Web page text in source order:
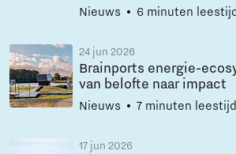
Nieuws 6 minuten leestijd
24 jun 2026
Brainports energie-
van belofte naar impact
Nieuws 7 minuten leestijd
17 jun 2026